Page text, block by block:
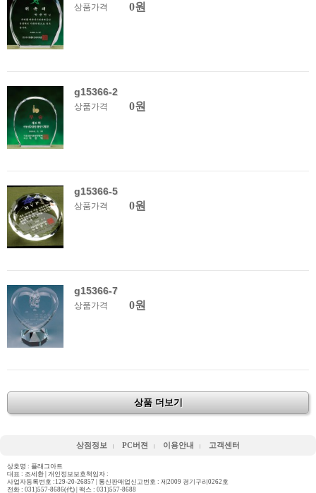
상품가격 0원
g15366-2
상품가격 0원
g15366-5
상품가격 0원
g15366-7
상품가격 0원
상품 더보기
상점정보 PC버젼 이용안내 고객센터
상호명 : 플래그아트
대표 : 조세환 | 개인정보보호책임자 :
사업자등록번호 :129-20-26857 | 통신판매업신고번호 : 제2009 경기구리0262호
전화 : 031)557-8686(代) | 팩스 : 031)557-8688